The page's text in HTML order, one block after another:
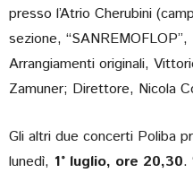
presso l’Atrio Cherubini
sezione,
Arrangiamenti originali,
Zamuner; Direttore, Nicola
Gli altri due concerti Poliba
lunedì, 1° luglio, ore 20,30.